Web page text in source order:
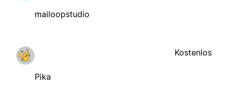
mailoopstudio
Pika
Kostenlos